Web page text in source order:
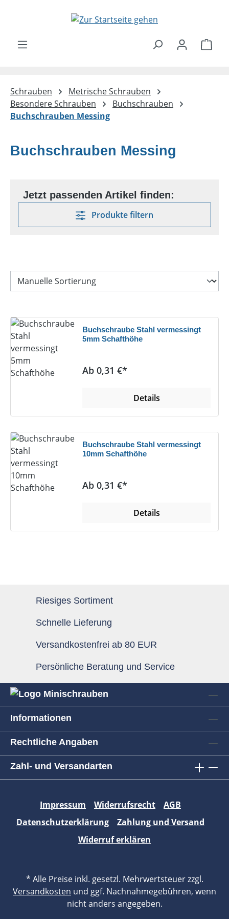
Zum Hauptinhalt springen
Schrauben
Metrische Schrauben
Besondere Schrauben
Buchschrauben
Buchschrauben Messing
Buchschrauben Messing
Produkte filtern
Buchschraube Stahl vermessingt
5mm Schafthöhe
Regulärer Preis:
Ab 0,31 €*
Details
Buchschraube Stahl vermessingt
10mm Schafthöhe
Regulärer Preis:
Ab 0,31 €*
Details
Riesiges Sortiment
Schnelle Lieferung
Versandkostenfrei ab 80 EUR
Persönliche Beratung und Service
Informationen
Rechtliche Angaben
Zahl- und Versandarten
Impressum Widerrufsrecht
AGB
Datenschutzerklärung
Zahlung und Versand
Widerruf erklären
* Alle Preise inkl. gesetzl. Mehrwertsteuer zzgl.
Versandkosten und ggf. Nachnahmegebühren, wenn
nicht anders angegeben.